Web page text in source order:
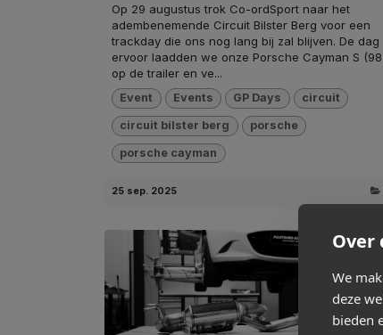
Over
We
deze
bieden
Op 29 augustus trok Co-ordSport naar het
adembenemende Circuit Bilster Berg voor een
trackday die ons nog lang bij zal blijven. De dag
ervoor laadden we onze Porsche Cayman S
op de trailer en ve...
Event Events GP Days circuit
circuit bilster berg porsche
porsche cayman
25 sep. 2025